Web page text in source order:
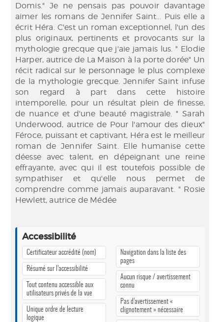
Domis." Je ne pensais pas pouvoir davantage
aimer les romans de Jennifer Saint... Puis elle a
écrit Héra. C'est un roman exceptionnel, l'un des
plus originaux, pertinents et provocants sur la
mythologie grecque que j'aie jamais lus. " Elodie
Harper, autrice de La Maison à la porte dorée" Un
récit radical sur le personnage le plus complexe
de la mythologie grecque. Jennifer Saint infuse
son regard à part dans cette histoire
intemporelle, pour un résultat plein de finesse,
de nuance et d'une beauté magistrale. " Sarah
Underwood, autrice de Pour l'amour des dieux"
Féroce, puissant et captivant, Héra est le meilleur
roman de Jennifer Saint. Elle humanise cette
déesse avec talent, en dépeignant une reine
effrayante, avec qui il est toutefois possible de
sympathiser et qu'elle nous permet de
comprendre comme jamais auparavant. " Rosie
Hewlett, autrice de Médée
Accessibilité
Certificateur accrédité (nom)
Résumé sur l’accessibilité
Tout contenu accessible aux
utilisateurs privés de la vue
Unique ordre de lecture
logique
Navigation dans la liste des
pages
Aucun risque / avertissement
connu
Pas d’avertissement «
clignotement » nécessaire